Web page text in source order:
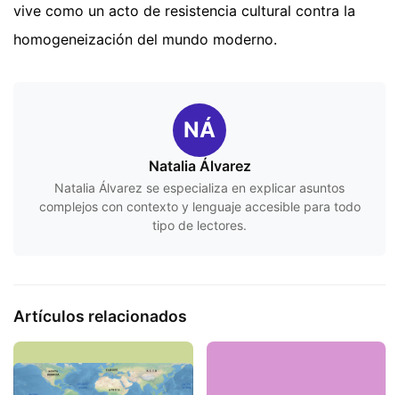
vive como un acto de resistencia cultural contra la
homogeneización del mundo moderno.
NÁ
Natalia Álvarez
Natalia Álvarez se especializa en explicar asuntos
complejos con contexto y lenguaje accesible para todo
tipo de lectores.
Artículos relacionados